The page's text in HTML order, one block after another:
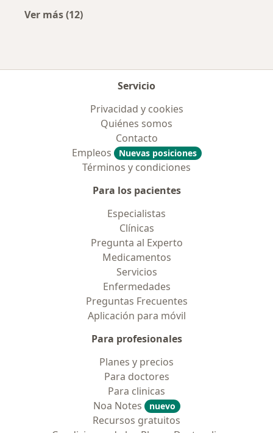
Ver más (12)
Servicio
Privacidad y cookies
Quiénes somos
Contacto
Empleos
Nuevas posiciones
Términos y condiciones
Para los pacientes
Especialistas
Clínicas
Pregunta al Experto
Medicamentos
Servicios
Enfermedades
Preguntas Frecuentes
Aplicación para móvil
Para profesionales
Planes y precios
Para doctores
Para clinicas
Noa Notes
nuevo
Recursos gratuitos